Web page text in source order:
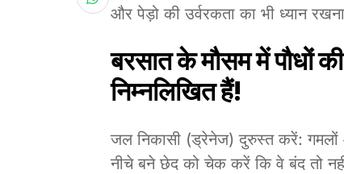
और पेड़ो की उर्वरकता का भी ध्यान रखना
बरसात के मौसम में पौधों
निम्नलिखित हैं!
जल निकासी (ड्रेनेज) दुरुस्त करें: गमलों
नीचे बने छेद को चेक करें कि वे बंद तो